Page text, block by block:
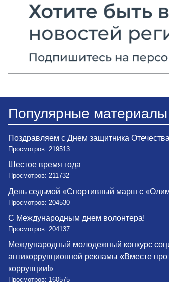
Популярные материалы
Поздравляем с Днем защитника
Просмотров: 219513
Шестое время года
Просмотров: 211732
День седьмой «Спортивный марш с
Просмотров: 204530
С Международным днем волонтера!
Просмотров: 204137
Международный молодежный конкурс
антикоррупционной рекламы «Вместе
коррупции!»
Просмотров: 160575